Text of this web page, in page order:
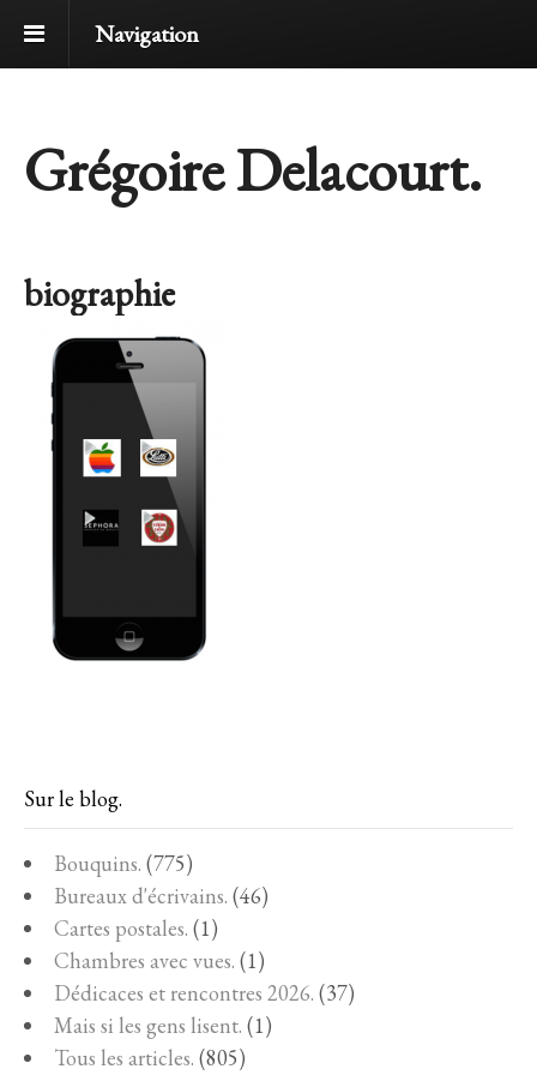
Navigation
Grégoire Delacourt.
biographie
Sur le blog.
Bouquins. (775)
Bureaux d'écrivains. (46)
Cartes postales. (1)
Chambres avec vues. (1)
Dédicaces et rencontres 2026. (37)
Mais si les gens lisent. (1)
Tous les articles. (805)